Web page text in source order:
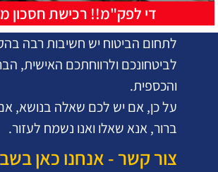
די לפק"מ!! רכישת חסכון
לתחום הביטוח יש חשיבות רבה
לביטחונכם ולרווחתכם האישית,
והכספית.
על כן, אם יש לכם שאלה בנושא,
ברור, אנא שאלו ואנו נשמח לעזור.
צור קשר - אנחנו כאן